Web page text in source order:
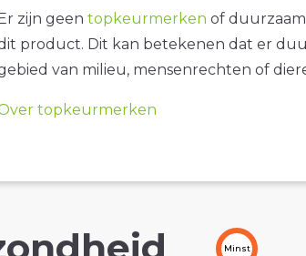
zijn geen topkeurmerken of
product. Dit kan betekenen dat er
van milieu, mensenrechten of
topkeurmerken
Minst